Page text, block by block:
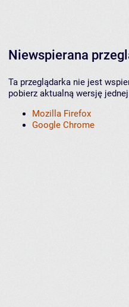
Niewspierana
Ta przeglądarka nie jest
pobierz aktualną wersję
Mozilla Firefox
Google Chrome